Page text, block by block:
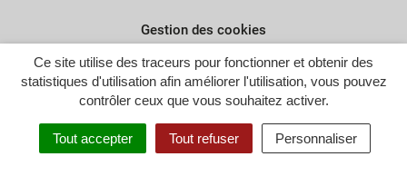
Ce site utilise des traceurs pour fonctionner et obtenir des
statistiques d'utilisation afin améliorer l'utilisation, vous pouvez
contrôler ceux que vous souhaitez activer.
Tout accepter Tout refuser Personnaliser
Gestion des cookies
Plan du site
Politique de confidentialité
Crédits